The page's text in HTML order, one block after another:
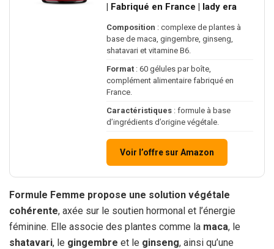
| Fabriqué en France | lady era
Composition : complexe de plantes à
base de maca, gingembre, ginseng,
shatavari et vitamine B6.
Format : 60 gélules par boîte,
complément alimentaire fabriqué en
France.
Caractéristiques : formule à base
d’ingrédients d’origine végétale.
Voir l’offre sur Amazon
Formule Femme propose une solution végétale
cohérente, axée sur le soutien hormonal et l’énergie
féminine. Elle associe des plantes comme la maca, le
shatavari, le gingembre et le ginseng, ainsi qu’une